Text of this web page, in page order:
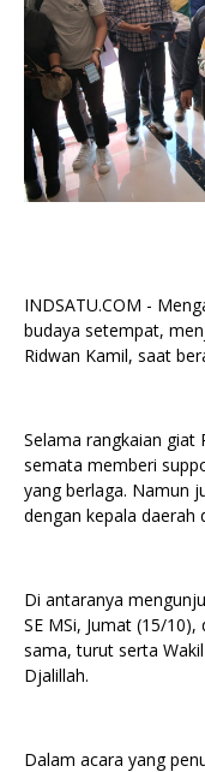
INDSATU.COM -
budaya setempat,
Ridwan Kamil, saat
Selama rangkaian giat
semata memberi
yang berlaga. Namun
dengan kepala daerah
Di antaranya
SE MSi, Jumat (15/
sama, turut serta
Djalillah.
Dalam acara yang